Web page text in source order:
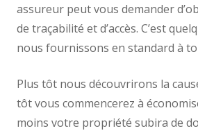
assureur peut vous demander
de traçabilité et d’accès. C’est
nous fournissons en standard à
Plus tôt nous découvrirons la
tôt vous commencerez à
moins votre propriété subira de